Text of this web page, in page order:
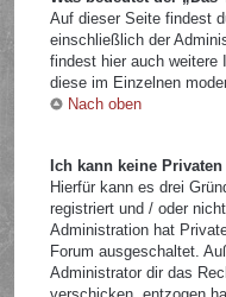
Auf dieser Seite findest
einschließlich der
findest hier auch weitere
diese im Einzelnen
Nach oben
Ich kann keine
Hierfür kann es drei
registriert und / oder
Administration hat
Forum ausgeschaltet.
Administrator dir das